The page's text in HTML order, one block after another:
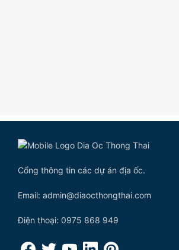
Cổng thông tin các dự án địa ốc.
Email: admin@diaocthongthai.com
Điện thoại: 0975 868 949